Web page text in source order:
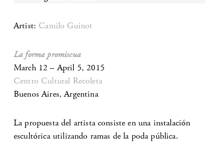
Artist: Camilo Guinot
La forma promiscua
March 12 – April 5, 2015
Centro Cultural Recoleta
Buenos Aires, Argentina
La propuesta del artista consiste en una instalación
escultórica utilizando ramas de la poda pública.